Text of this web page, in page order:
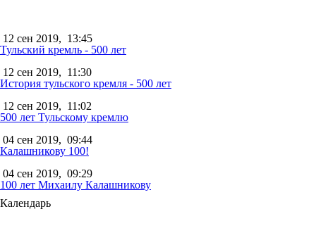
12 сен 2019, 13:45
Тульский кремль - 500 лет
12 сен 2019, 11:30
История тульского кремля - 500 лет
12 сен 2019, 11:02
500 лет Тульскому кремлю
04 сен 2019, 09:44
Калашникову 100!
04 сен 2019, 09:29
100 лет Михаилу Калашникову
Календарь